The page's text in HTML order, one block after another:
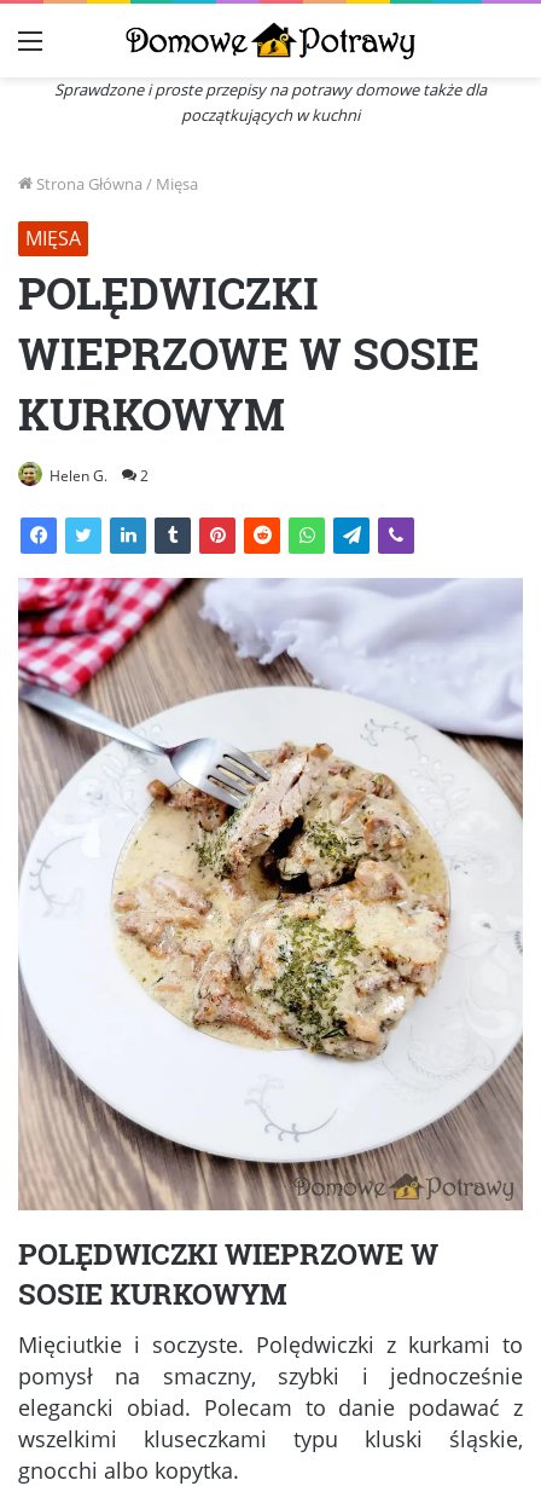
Menu
Sprawdzone i proste przepisy na potrawy domowe także dla
początkujących w kuchni
Strona Główna / Mięsa
MIĘSA
POLĘDWICZKI
WIEPRZOWE W SOSIE
KURKOWYM
Helen G. 2
POLĘDWICZKI WIEPRZOWE W
SOSIE KURKOWYM
Mięciutkie i soczyste. Polędwiczki z kurkami to
pomysł na smaczny, szybki i jednocześnie
elegancki obiad. Polecam to danie podawać z
wszelkimi kluseczkami typu kluski śląskie,
gnocchi albo kopytka.